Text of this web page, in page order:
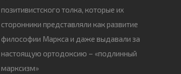
позитивистского толка, которые их
сторонники представляли как развитие
философии Маркса и даже выдавали за
настоящую ортодоксию – «подлинный
марксизм»